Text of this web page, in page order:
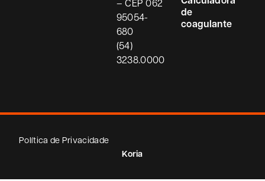
95054-
680
(54)
3238.0000
de
coagulante
Política de Privacidade
Koria